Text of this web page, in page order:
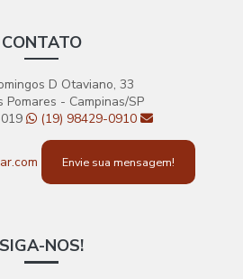
CONTATO
D Otaviano, 33
Pomares - Campinas/SP
(19) 98429-0910
Envie sua mensagem!
SIGA-NOS!